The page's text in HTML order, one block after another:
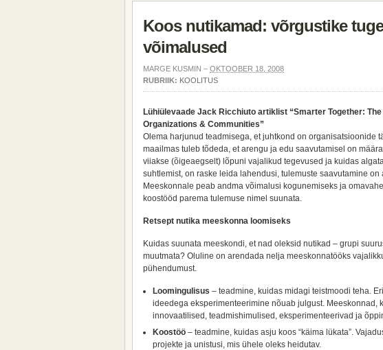
Koos nutikamad: võrgustike
võimalused
MARGE KUSMIN – OKTOOBER 18, 2008
RUBRIIK: KOOLITUS
Lühiülevaade Jack Ricchiuto artiklist “Smarter Together:
Organizations & Communities”
Olema harjunud teadmisega, et juhtkond on organisatsioonide
maailmas tuleb tõdeda, et arengu ja edu saavutamisel on
viiakse (õigeaegselt) lõpuni vajalikud tegevused ja kuidas
suhtlemist, on raske leida lahendusi, tulemuste saavutamine
Meeskonnale peab andma võimalusi kogunemiseks ja
koostööd parema tulemuse nimel suunata.
Retsept nutika meeskonna loomiseks
Kuidas suunata meeskondi, et nad oleksid nutikad – grupi
muutmata? Oluline on arendada nelja meeskonnatööks
pühendumust.
Loomingulisus – teadmine, kuidas midagi teistmoodi teha.
ideedega eksperimenteerimine nõuab julgust. Meeskonnad,
innovaatilised, teadmishimulised, eksperimenteerivad ja
Koostöö – teadmine, kuidas asju koos “käima lükata”.
projekte ja unistusi, mis ühele oleks heidutav.